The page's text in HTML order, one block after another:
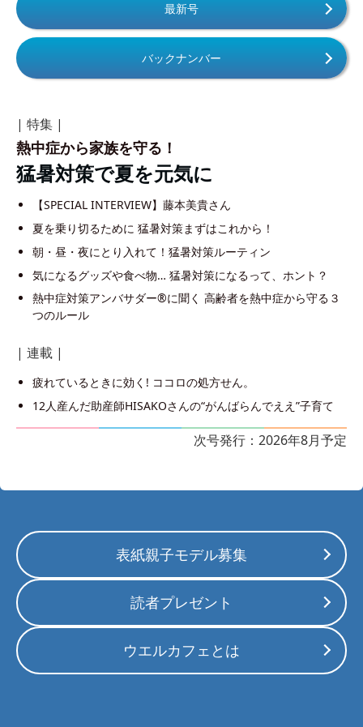
最新号
バックナンバー
| 特集 |
熱中症から家族を守る！
猛暑対策で夏を元気に
【SPECIAL INTERVIEW】藤本美貴さん
夏を乗り切るために 猛暑対策まずはこれから！
朝・昼・夜にとり入れて！猛暑対策ルーティン
気になるグッズや食べ物… 猛暑対策になるって、ホント？
熱中症対策アンバサダー®に聞く 高齢者を熱中症から守る３
つのルール
| 連載 |
疲れているときに効く! ココロの処方せん。
12人産んだ助産師HISAKOさんの“がんばらんでええ”子育て
次号発行：2026年8月予定
表紙親子モデル募集
読者プレゼント
ウエルカフェとは